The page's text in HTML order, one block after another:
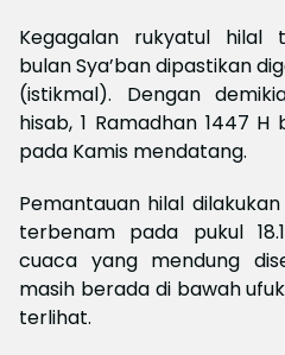
Kegagalan rukyatul hilal
bulan Sya’ban dipastikan
(istikmal). Dengan
hisab, 1 Ramadhan 1447
pada Kamis mendatang.
Pemantauan hilal
terbenam pada pukul
cuaca yang mendung
masih berada di bawah
terlihat.